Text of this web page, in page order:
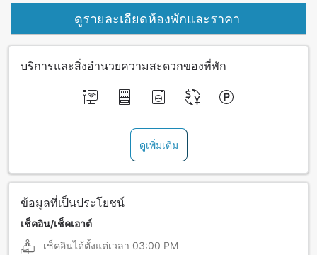
ดูรายละเอียดห้องพักและราคา
บริการและสิ่งอำนวยความสะดวกของที่พัก
ดูเพิ่มเติม
ข้อมูลที่เป็นประโยชน์
เช็คอิน/เช็คเอาต์
เช็คอินได้ตั้งแต่เวลา 03:00 PM